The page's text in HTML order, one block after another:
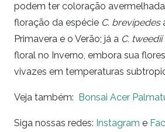
podem ter coloração
floração da espécie C. brevipedes
Primavera e o Verão; já a C. tweedii
floral no Inverno, embora sua
vivazes em temperaturas
Veja também: Bonsai Acer
Siga nossas redes: Instagram e